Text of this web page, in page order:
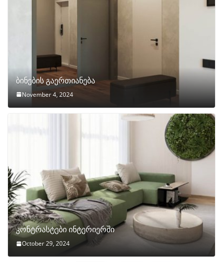
ბინების გაერთიანება
November 4, 2024
კონტრასტები ინტერიერში
October 29, 2024